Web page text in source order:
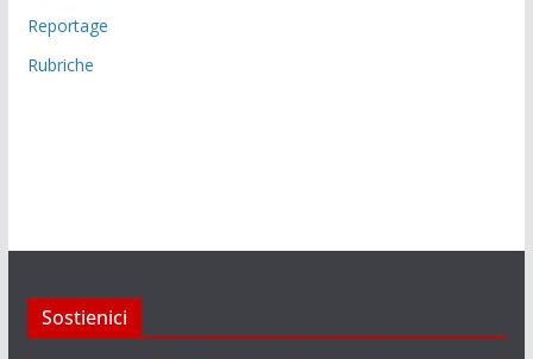
Reportage
Rubriche
Sostienici